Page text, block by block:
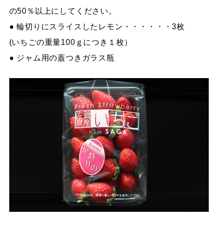
の50％以上にしてください。
● 輪切りにスライスしたレモン・・・・・・3枚
(いちごの重量100ｇにつき１枚）
● ジャム用の蓋つきガラス瓶